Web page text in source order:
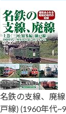
名鉄の支線、廃
戸線) (1960年代